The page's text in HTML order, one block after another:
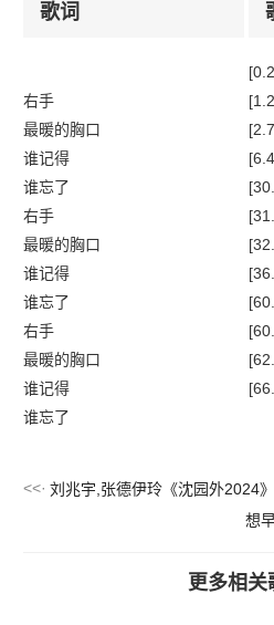
歌词
右手
最暖的胸口
谁记得
谁忘了
右手
最暖的胸口
谁记得
谁忘了
右手
最暖的胸口
谁记得
谁忘了
刘兆宇,张德伊玲《沈园外2024》
想
更多相关